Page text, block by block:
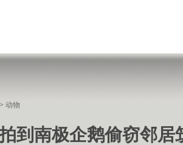
> 动物
到南极企鹅偷窃邻居